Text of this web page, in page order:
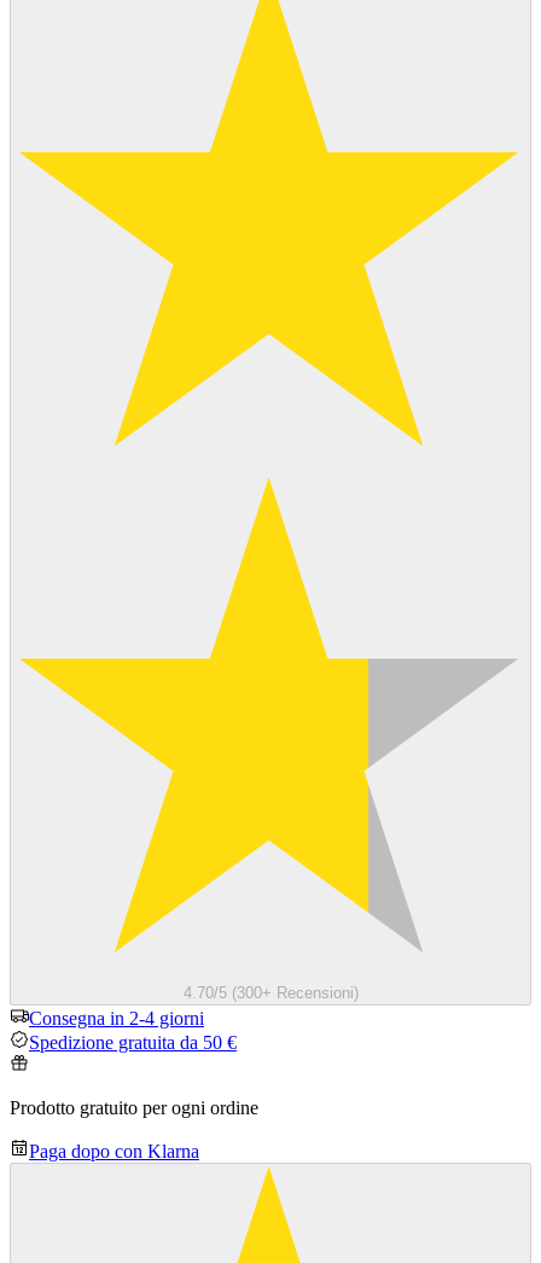
4.70/5 (300+ Recensioni)
Consegna in 2-4 giorni
Spedizione gratuita da 50 €
Prodotto gratuito per ogni ordine
Paga dopo con Klarna